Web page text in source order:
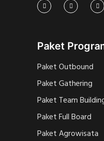
Paket
Paket Outbound
Paket Gathering
Paket Team
Paket Full Board
Paket Agrowisata